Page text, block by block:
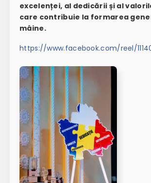
excelenței, al dedicării și al
care contribuie la formarea
mâine.
https://www.facebook.com/reel/